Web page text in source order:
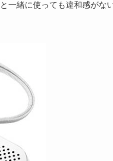
一緒に使っても違和感がな